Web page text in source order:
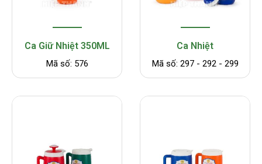
Ca Giữ Nhiệt 350ML
Mã số: 576
Ca Nhiệt
Mã số: 297 - 292 - 299